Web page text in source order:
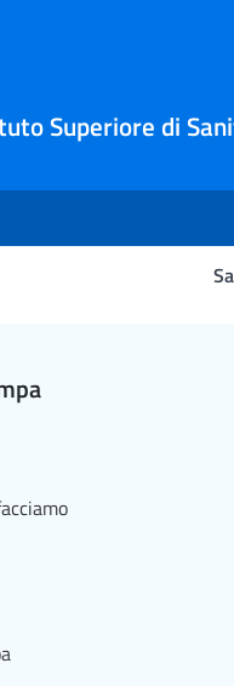
Superiore di